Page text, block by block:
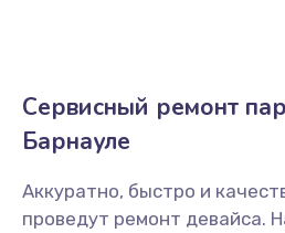
Очистка
Сервисный ремонт
Барнауле
Аккуратно, быстро и
проведут ремонт девайса.